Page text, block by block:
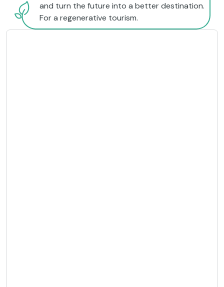
and turn the future into a better destination.
For a regenerative tourism.